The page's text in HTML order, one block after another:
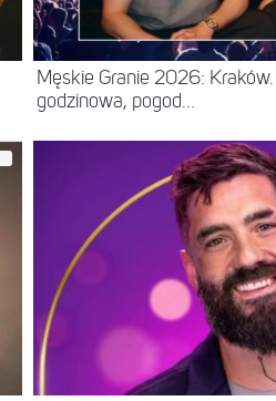
Męskie Granie 2026:
godzinowa, pogod...